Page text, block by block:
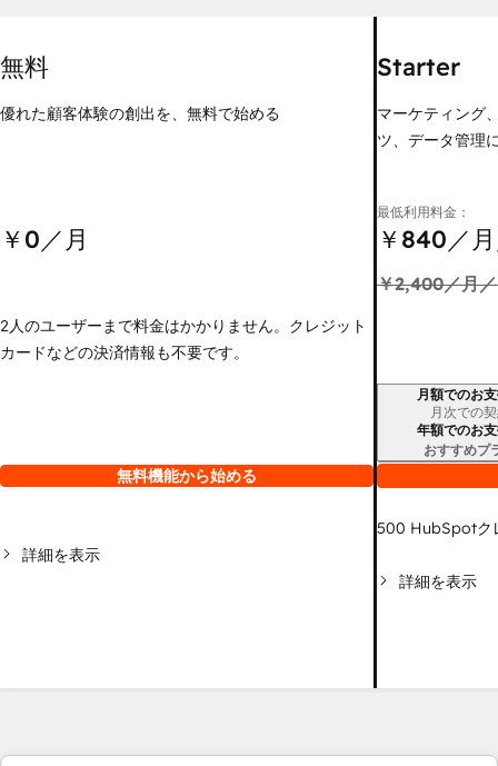
無料
優れた顧客体験の創出を、無料で始める
￥0／月
2人のユーザーまで料金はかかりません。クレジット
カードなどの決済情報も不要です。
無料機能から始める
詳細を表示
Starter
マーケティング
ツ、データ管理
最低利用料金：
￥840／
￥2,400／月
請求期間月額でのお
月次での
年額でのお
おすすめプ
500 HubSpotク
詳細を表示